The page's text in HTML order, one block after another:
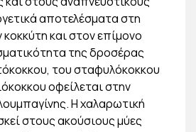
αποτελέσματα στη
και στον επίμονο
της δροσέρας
του σταφυλόκοκκου
οφείλεται στην
Η χαλαρωτική
στους ακούσιους μύες